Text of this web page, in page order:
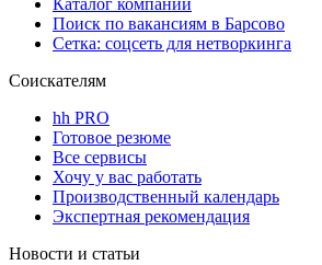
Каталог компаний
Поиск по вакансиям в Барсово
Сетка: соцсеть для нетворкинга
Соискателям
hh PRO
Готовое резюме
Все сервисы
Хочу у вас работать
Производственный календарь
Экспертная рекомендация
Новости и статьи